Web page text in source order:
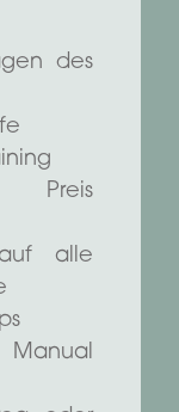
des
Preis
auf alle